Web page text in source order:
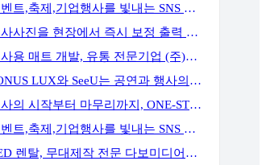
이벤트,축제,기업행사를 빛내는 SNS 숏폼 360 포토(영상)부스입니다. 전문 운영팀이 진행,설치,철거까지 완벽하게 책임집니다. 문의만 주시면 이벤트에 맞게 운영을 제안해드리며,전국 어디서나 렌탈 가능합니다. 인스타그램) https://www.instagram.com/360photo.kr/ 블로그) https://blog.naver.com/360photobooth/ TEL) 032-322-3367 Email) contact@360photo.kr 카톡문의) http://pf.kakao.com/_rxdBin/chat
행사사진을 현장에서 즉시 보정 출력 진행하는 미스터문포토 문성준실장입니다. 하이브 행사 사진출력 전속진행업체입니다. 포토존사진인화.출력 실시간 상담 http://pf.kakao.com/_Lxkxbxon/chat
행사용 매트 개발, 유통 전문기업 (주)비오케이 입니다. 기업행사용 '파이론텍스(파이텍스)', '화사한 조경 인조잔디'를 행사 분야에 대량 공급하고 있습니다. 단순 구매 및 렌탈, 시공 까지 모두 가능하며 온-오프라인 최저가 공급을 약속합니다. 실제 거래 중인 기업 대표님들께서 아주 저렴하게 만족스러운 품질로 사용 중이십니다. 문의: 010 4II9 43II 이메일: kbs@bokkorea.com
SONUS LUX와 SeeU는 공연과 행사의 음향·조명을 설계하고 운영하는 현장 전문팀입니다. 방송 프로그램, 국가행사, 대형 페스티벌, 기업행사 등 다양한 프로젝트에서 축적한 경험을 바탕으로 공간 구조와 행사 성격, 관객 규모에 맞는 시스템을 구성합니다. 장비 수량이나 규모를 앞세우기보다 명료한 사운드, 효과적인 조명 연출, 안정적인 현장 운영을 중요하게 생각합니다. 공연, 기업행사, 컨퍼런스, 전시, 학교축제, 교회 행사 등 각 현장에 필요한 음향·조명 장비와 전문 인력을 제공합니다. 주요 업무 공연 및 행사 음향·조명 장비 렌탈 현장 여건에 맞춘 시스템 설계와 장비 구성 FOH·모니터·재생·송출 음향 운영 무대조명 디자인 및 오퍼레이팅 장비 설치, 시스템 튜닝 및 현장 기술 관리 문의 대표: 김수한 연락처: 010-8309-1024 이메일: sonus-lux@naver.com
행사의 시작부터 마무리까지, ONE-STOP 행사 전문 파트너 행사 기획·운영부터 무대·음향·조명·LED 스크린 시스템, 전문 기술 인력까지 모두 갖춘 원스톱 행사 전문 업체입니다. 행사에 필요한 여러 업체를 따로 섭외할 필요 없이, 기획부터 설치·운영·철수까지 전 과정을 하나의 파트너가 책임지고 수행합니다. WHY US? ✅ 풍부한 수행 경험과 검증된 운영 노하우 공공기관·지자체·지역축제·기업행사 등 다양한 프로젝트 수행 경험을 바탕으로 안정적이고 체계적인 행사 운영을 제공합니다. ✅ 전문 기술 인력의 체계적인 현장 운영 무대·음향·조명·LED 스크린까지 숙련된 전문 인력이 직접 운영하여 완성도 높은 행사 품질과 신속한 현장 대응을 제공합니다. ✅ 자체 장비 시스템 기반의 원스톱 서비스 무대·음향·조명·LED 스크린 등 주요 행사 장비를 자체 보유하여 높은 품질, 신속한 대응, 합리적인 비용으로 효율적인 행사 운영을 지원합니다. 주요 서비스 ✔ 공공기관·지자체 공식 행사 (준공식, 개소식, 기념식, 선포식 등) ✔ 지역축제·문화·관광 행사 ✔ 기업·기관·단체 행사 (체육대회, 워크숍, 기념행사 등) ✔ 무대·음향·조명·LED 시스템 설계·설치 및 운영
이벤트,축제,기업행사를 빛내는 SNS 숏폼 360 포토(영상)부스입니다. 전문 운영팀이 진행,설치,철거까지 완벽하게 책임집니다. 문의만 주시면 이벤트에 맞게 운영을 제안해드리며,전국 어디서나 렌탈 가능합니다. 인스타그램) https://www.instagram.com/360photo.kr/ 블로그) https://blog.naver.com/360photobooth/ TEL) 032-322-3367 Email) contact@360photo.kr 카톡문의) http://pf.kakao.com/_rxdBin/chat
LED 렌탈, 무대제작 전문 다보미디어입니다! 연락주세요!